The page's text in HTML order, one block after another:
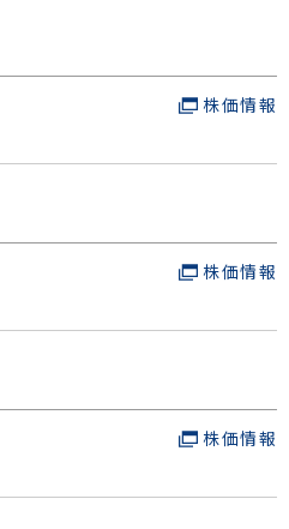
株価情報
株価情報
株価情報